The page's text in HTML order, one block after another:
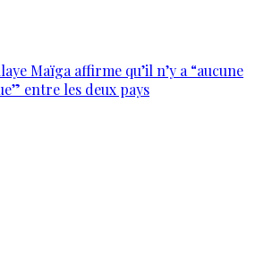
Maïga affirme qu’il n’y a “aucune
entre les deux pays